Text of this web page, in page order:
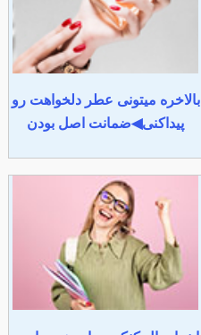
بالاخره میتونی عطر دلخواهت رو
پیداکنی◀ضمانت اصل بودن